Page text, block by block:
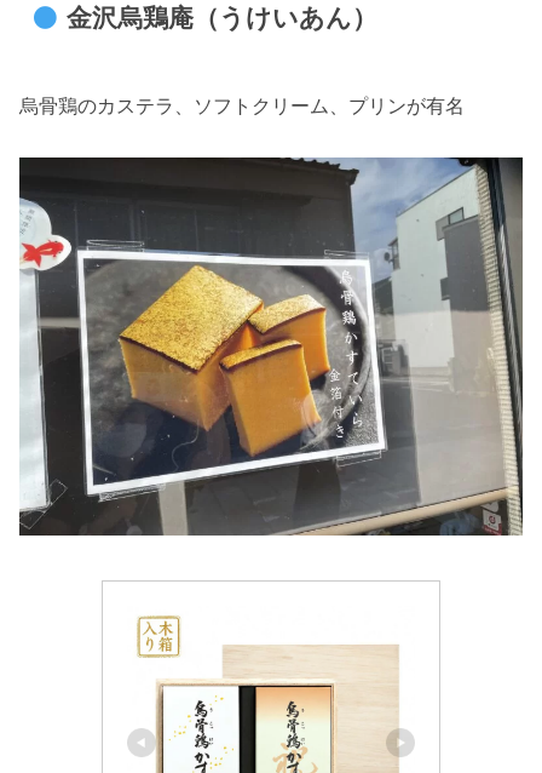
金沢烏鶏庵（うけいあん）
烏骨鶏のカステラ、ソフトクリーム、プリンが有名